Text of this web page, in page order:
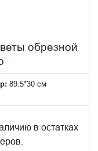
обрезной
89.5*30 см
в остатках